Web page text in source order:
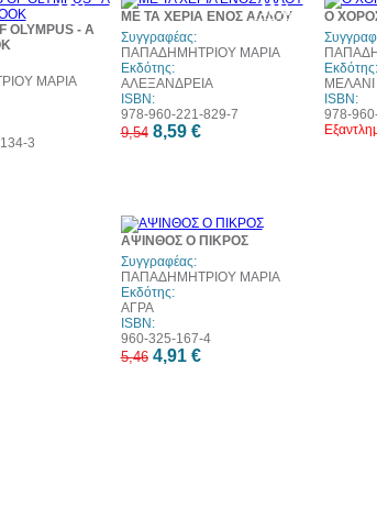
10%
OLYMPUS - A
ΜΑΡΙΑ
3
10%
έκπτωση
ΜΕ ΤΑ ΧΕΡΙΑ ΕΝΟΣ ΑΛΛΟΥ
Συγγραφέας:
ΠΑΠΑΔΗΜΗΤΡΙΟΥ ΜΑΡΙΑ
Εκδότης:
ΑΛΕΞΑΝΔΡΕΙΑ
ISBN:
978-960-221-829-7
9,54 8,59 €
Ο
Εκδότης:
ΜΕΛΑΝΙ
ISBN:
978-
10%
ΑΨΙΝΘΟΣ Ο ΠΙΚΡΟΣ
Συγγραφέας:
ΠΑΠΑΔΗΜΗΤΡΙΟΥ ΜΑΡΙΑ
Εκδότης:
ΑΓΡΑ
ISBN:
960-325-167-4
5,46 4,91 €